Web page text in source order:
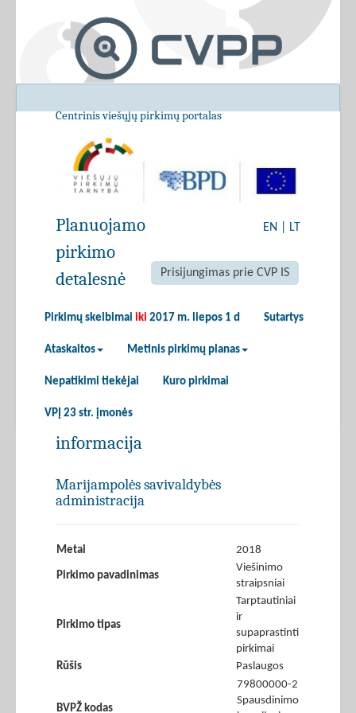
Centrinis viešųjų pirkimų portalas
EN LT
Prisijungimas prie CVP IS
Pirkimų skelbimai iki 2017 m. liepos 1 d Sutartys
Ataskaitos Metinis pirkimų planas
Nepatikimi tiekėjai Kuro pirkimai
VPĮ 23 str. įmonės
Planuojamo
pirkimo
detalesnė
informacija
Marijampolės savivaldybės
administracija
Metai 2018
Pirkimo pavadinimas
Viešinimo
straipsniai
Pirkimo tipas
Tarptautiniai
ir
supaprastinti
pirkimai
Rūšis
Paslaugos
BVPŽ kodas
79800000-2
Spausdinimo